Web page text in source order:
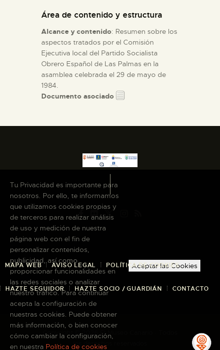
Área de contenido y estructura
Alcance y contenido: Resumen sobre los
aspectos tratados por el Comisión
Ejecutiva local del Partido Socialista
Obrero Español de Las Palmas en la
asamblea celebrada el 29 de mayo de
1984.
Documento asociado
MAPA WEB AVISO LEGAL POLÍTICA DE COOKIES
HAZTE SEGUIDOR HAZTE SOCIO / GUARDIÁN CONTACTO
Copyright © 2026 El Museo Canario · Todos
los derechos reservados
Tu Privacidad es importante para
nosotros. Por ello, te informamos
que utilizamos cookies propias y
de terceros para realizar análisis
de uso y medición de nuestra
página web con el fin de
personalizar contenidos,
publicidad, así como
proporcionar funcionalidades en
las redes sociales o analizar
nuestro tráfico. Para continuar
acepta la configuración de
nuestras cookies. Puede obtener
más información, o bien conocer
cómo cambiar la configuración,
en nuestra Política de cookies
Aceptar las Cookies